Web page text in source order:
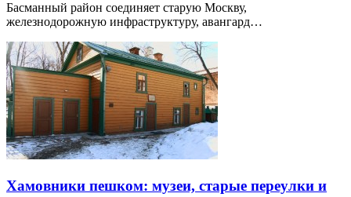
Басманный район соединяет старую Москву,
железнодорожную инфраструктуру, авангард…
Хамовники пешком: музеи, старые переулки и